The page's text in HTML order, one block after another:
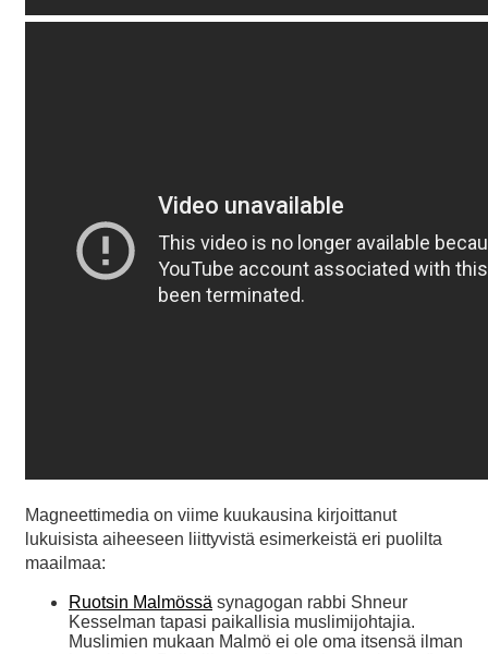
Magneettimedia on viime kuukausina kirjoittanut
lukuisista aiheeseen liittyvistä esimerkeistä eri puolilta
maailmaa:
Ruotsin Malmössä synagogan rabbi Shneur
Kesselman tapasi paikallisia muslimijohtajia.
Muslimien mukaan Malmö ei ole oma itsensä ilman